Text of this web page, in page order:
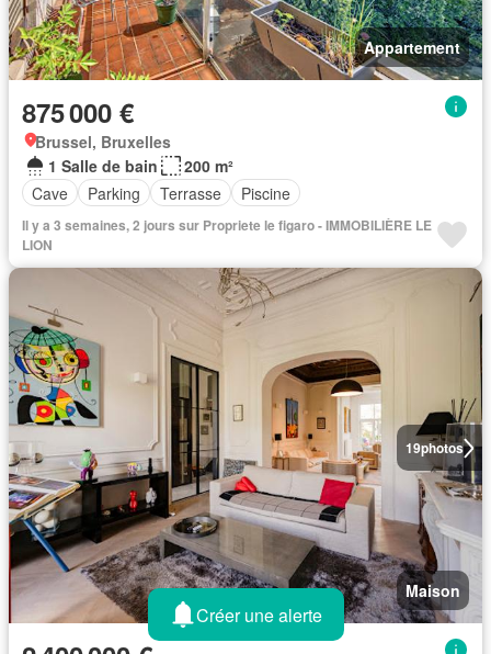
Appartement
875 000 €
Brussel, Bruxelles
1 Salle de bain
200 m²
Cave
Parking Terrasse Piscine
Il y a 3 semaines, 2 jours sur Propriete le figaro - IMMOBILIÈRE LE
LION
19photos
Maison
Créer une alerte